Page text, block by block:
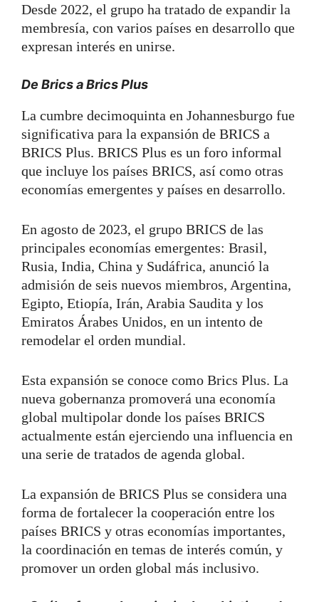
Desde 2022, el grupo ha tratado de expandir la
membresía, con varios países en desarrollo que
expresan interés en unirse.
De Brics a Brics Plus
La cumbre decimoquinta en Johannesburgo fue
significativa para la expansión de BRICS a
BRICS Plus. BRICS Plus es un foro informal
que incluye los países BRICS, así como otras
economías emergentes y países en desarrollo.
En agosto de 2023, el grupo BRICS de las
principales economías emergentes: Brasil,
Rusia, India, China y Sudáfrica, anunció la
admisión de seis nuevos miembros, Argentina,
Egipto, Etiopía, Irán, Arabia Saudita y los
Emiratos Árabes Unidos, en un intento de
remodelar el orden mundial.
Esta expansión se conoce como Brics Plus. La
nueva gobernanza promoverá una economía
global multipolar donde los países BRICS
actualmente están ejerciendo una influencia en
una serie de tratados de agenda global.
La expansión de BRICS Plus se considera una
forma de fortalecer la cooperación entre los
países BRICS y otras economías importantes,
la coordinación en temas de interés común, y
promover un orden global más inclusivo.